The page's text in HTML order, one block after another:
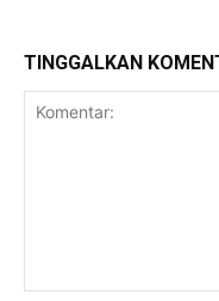
TINGGALKAN